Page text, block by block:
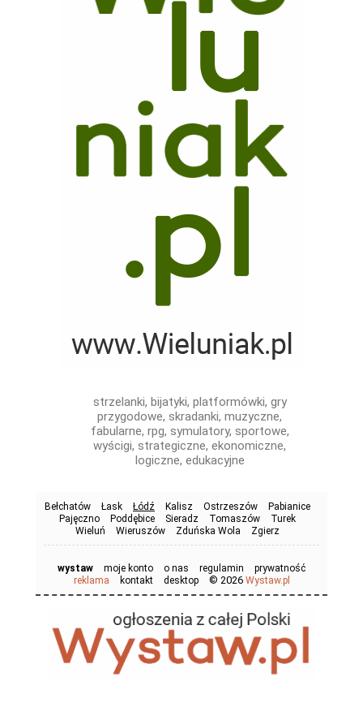
strzelanki, bijatyki, platformówki, gry
przygodowe, skradanki, muzyczne,
fabularne, rpg, symulatory, sportowe,
wyścigi, strategiczne, ekonomiczne,
logiczne, edukacyjne
Bełchatów Łask Łódź Kalisz Ostrzeszów
Pabianice
Pajęczno
Poddębice Sieradz Tomaszów
Turek
Wieluń
Wieruszów Zduńska Wola Zgierz
wystaw moje konto o nas regulamin
prywatność
reklama
kontakt desktop © 2026 Wystaw.pl